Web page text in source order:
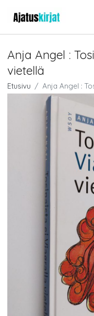
Anja Angel :
vietellä
Etusivu Anja Angel :